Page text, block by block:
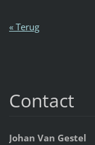
« Terug
Contact
Johan Van Gestel